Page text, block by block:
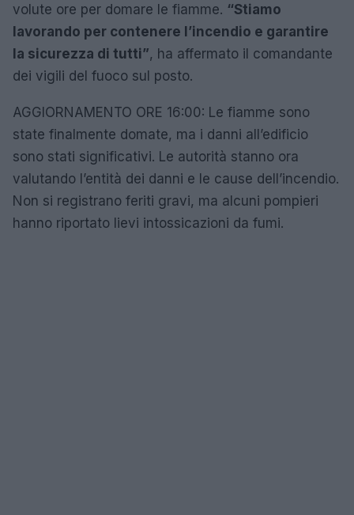
volute ore per domare le fiamme. “Stiamo
lavorando per contenere l’incendio e garantire
la sicurezza di tutti”, ha affermato il comandante
dei vigili del fuoco sul posto.
AGGIORNAMENTO ORE 16:00: Le fiamme sono
state finalmente domate, ma i danni all’edificio
sono stati significativi. Le autorità stanno ora
valutando l’entità dei danni e le cause dell’incendio.
Non si registrano feriti gravi, ma alcuni pompieri
hanno riportato lievi intossicazioni da fumi.